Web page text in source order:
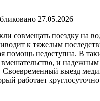
27.05.2026
совмещать поездку на
к тяжелым
помощь недоступна. В
вмешательство, и
выезд
работает